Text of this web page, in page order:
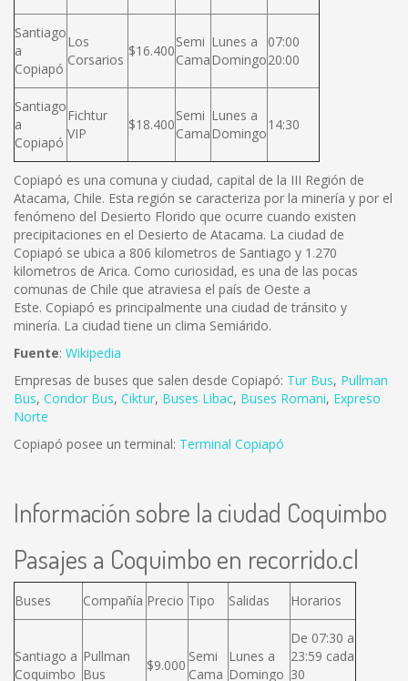
Santiago
a
Copiapó
Los
Corsarios
$16.400
Semi
Cama
Lunes a
Domingo
07:00
20:00
Santiago
a
Copiapó
Fichtur
VIP
$18.400
Semi
Cama
Lunes a
Domingo
14:30
Copiapó es una comuna y ciudad, capital de la III Región de
Atacama, Chile. Esta región se caracteriza por la minería y por el
fenómeno del Desierto Florido que ocurre cuando existen
precipitaciones en el Desierto de Atacama. La ciudad de
Copiapó se ubica a 806 kilometros de Santiago y 1.270
kilometros de Arica. Como curiosidad, es una de las pocas
comunas de Chile que atraviesa el país de Oeste a
Este. Copiapó es principalmente una ciudad de tránsito y
minería. La ciudad tiene un clima Semiárido.
Fuente: Wikipedia
Empresas de buses que salen desde Copiapó: Tur Bus, Pullman
Bus, Condor Bus, Ciktur, Buses Libac, Buses Romani, Expreso
Norte
Copiapó posee un terminal: Terminal Copiapó
Información sobre la ciudad Coquimbo
Pasajes a Coquimbo en recorrido.cl
Buses Compañía Precio Tipo Salidas Horarios
Santiago a
Coquimbo
Pullman
Bus
$9.000
Semi
Cama
Lunes a
Domingo
De 07:30 a
23:59 cada
30